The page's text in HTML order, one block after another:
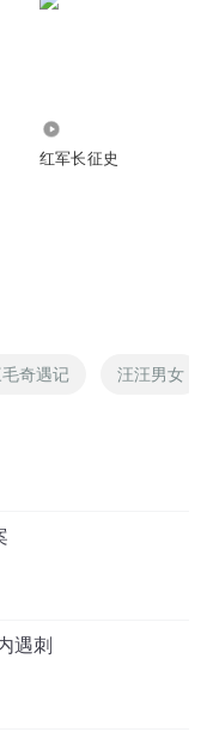
红军长征史
奇遇记 汪汪男女
遇刺